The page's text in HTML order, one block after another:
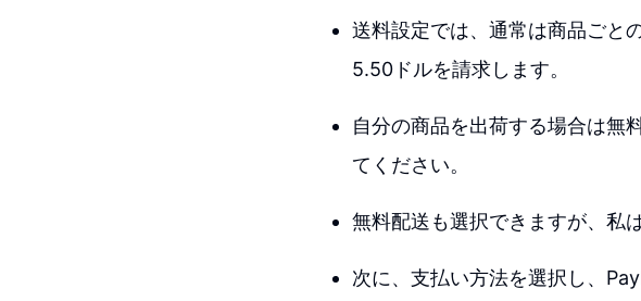
送料設定では、通常は商品ごと
5.50ドルを請求します。
自分の商品を出荷する場合は無
てください。
無料配送も選択できますが、私
次に、支払い方法を選択し、